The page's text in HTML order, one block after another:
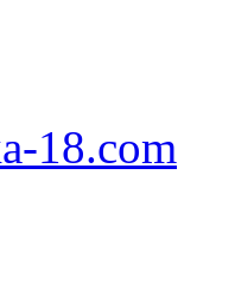
18.com